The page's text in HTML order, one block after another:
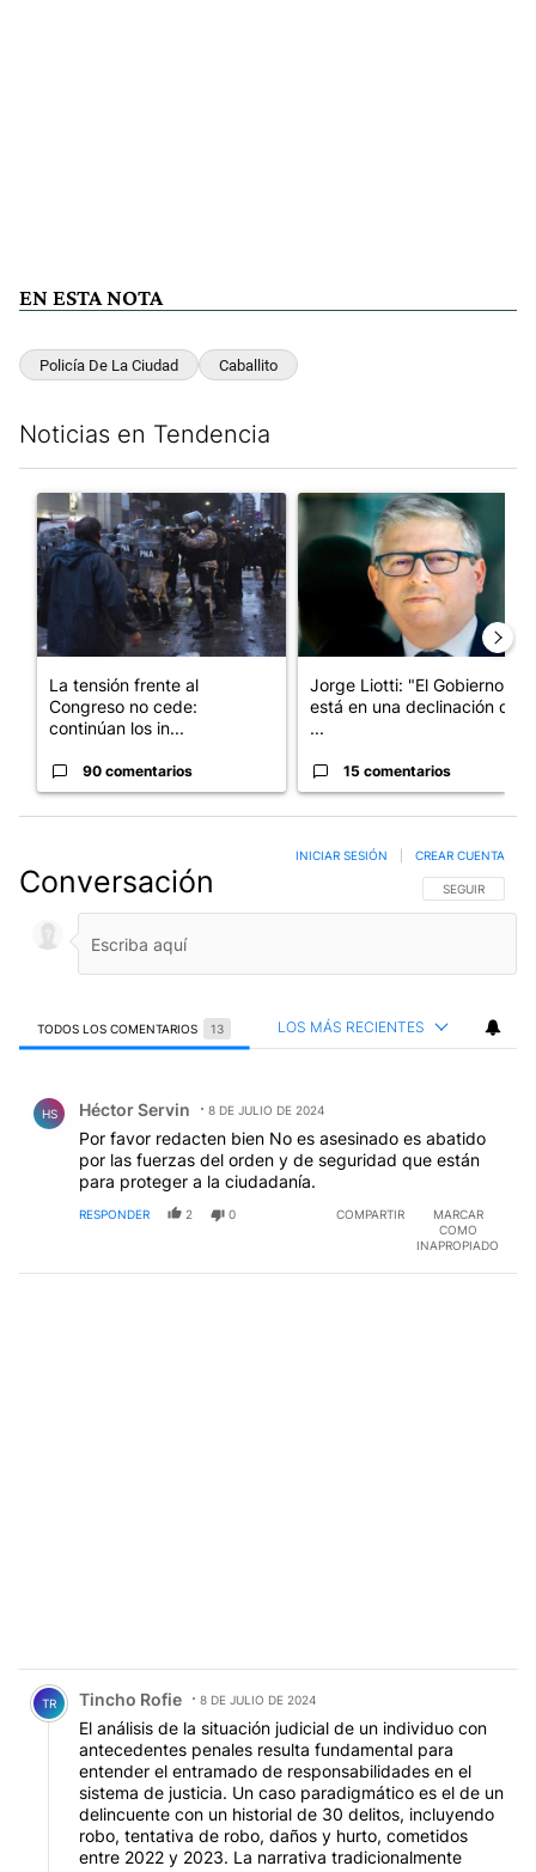
EN ESTA NOTA
Policía De La Ciudad Caballito
Noticias en Tendencia
Un artículo de tendencia con el título "La tensión frente al
La tensión frente al
Congreso no cede:
continúan los in...
90 comentarios
Un artículo de tendencia con
Jorge Liotti: "El Gobierno
está en una declinación que
...
15 comentarios
Conversación SIGA ESTA
SEGUIR
INICIAR SESIÓN CREAR CUENTA
TODOS LOS COMENTARIOS 13 LOS MÁS RECIENTES
HS Héctor Servin 8 DE JULIO DE 2024
Por favor redacten bien No es asesinado es abatido
por las fuerzas del orden y de seguridad que están
para proteger a la ciudadanía.
RESPONDER 2 0 COMPARTIR
MARCAR
COMO
INAPROPIADO
Comentario de Tincho Rofie.
TR Tincho Rofie 8 DE JULIO DE 2024
El análisis de la situación judicial de un individuo con
antecedentes penales resulta fundamental para
entender el entramado de responsabilidades en el
sistema de justicia. Un caso paradigmático es el de un
delincuente con un historial de 30 delitos, incluyendo
robo, tentativa de robo, daños y hurto, cometidos
entre 2022 y 2023. La narrativa tradicionalmente